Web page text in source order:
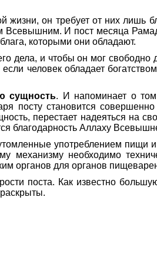
он требует от них лишь
Всевышним. И пост месяца
которыми они обладают.
и чтобы он мог свободно
человек обладает
сущность. И напоминает о
посту становится
перестает надеяться на
благодарность Аллаху
употреблением пищи
механизму необходимо
органов для органов
поста. Как известно